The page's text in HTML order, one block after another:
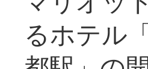
るホテル